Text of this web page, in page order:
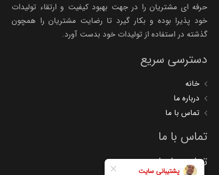
حرفه ای مشتریان را در جهت بهبود کیفیت و ارتقاء تولیدات
خود پذیرا بوده و بکار گیرد تا رضایت مشتریان را همچون
گذشته در استفاده از تولیدات خود بدست آورد.
دسترسی سریع
خانه
درباره ما
تماس با ما
تماس با ما
تماس با ما